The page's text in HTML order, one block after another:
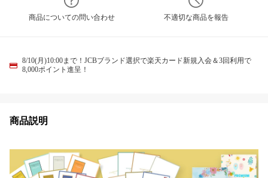
商品についての問い合わせ 不適切な商品を報告
8/10(月)10:00まで！JCBブランド選択で楽天カード新規入会＆3回利用で
8,000ポイント進呈！
商品説明